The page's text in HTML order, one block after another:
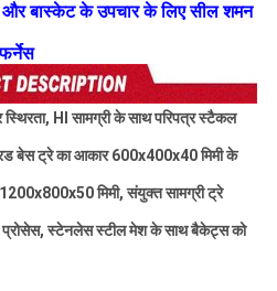
बास्केट के उपचार के लिए सील शमन
स्थिरता, HI सामग्री के साथ परिपत्र स्टैकल
बेस ट्रे का आकार 600x400x40 मिमी के
मिमी, संयुक्त सामग्री ट्रे
प्रोसेस, स्टेनलेस स्टील मेश के साथ बैकेट्स को